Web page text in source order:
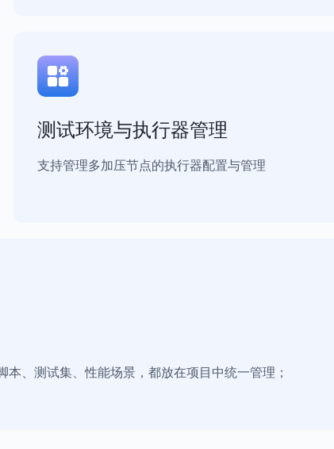
测试环境与执行器管理
支持管理多加压节点的执行器配置与管理
、测试集、性能场景，都放在项目中统一管理；